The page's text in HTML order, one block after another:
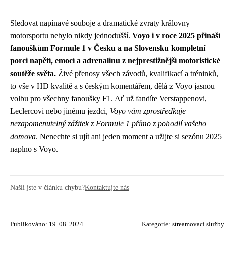
Sledovat napínavé souboje a dramatické zvraty královny
motorsportu nebylo nikdy jednodušší. Voyo i v roce 2025 přináší
fanouškům Formule 1 v Česku a na Slovensku kompletní
porci napětí, emocí a adrenalinu z nejprestižnější motoristické
soutěže světa. Živé přenosy všech závodů, kvalifikací a tréninků,
to vše v HD kvalitě a s českým komentářem, dělá z Voyo jasnou
volbu pro všechny fanoušky F1. Ať už fandíte Verstappenovi,
Leclercovi nebo jinému jezdci, Voyo vám zprostředkuje
nezapomenutelný zážitek z Formule 1 přímo z pohodlí vašeho
domova. Nenechte si ujít ani jeden moment a užijte si sezónu 2025
naplno s Voyo.
Našli jste v článku chybu?Kontaktujte nás
Publikováno: 19. 08. 2024 Kategorie: streamovací služby